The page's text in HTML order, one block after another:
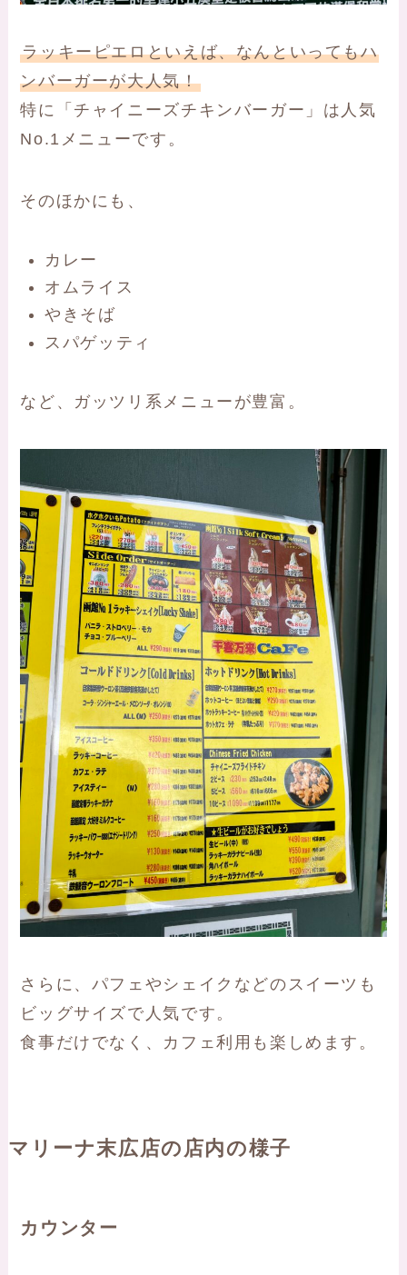
ラッキーピエロといえば、なんといってもハ
ンバーガーが大人気！
特に「チャイニーズチキンバーガー」は人気
No.1メニューです。
そのほかにも、
カレー
オムライス
やきそば
スパゲッティ
など、ガッツリ系メニューが豊富。
さらに、パフェやシェイクなどのスイーツも
ビッグサイズで人気です。
食事だけでなく、カフェ利用も楽しめます。
マリーナ末広店の店内の様子
カウンター